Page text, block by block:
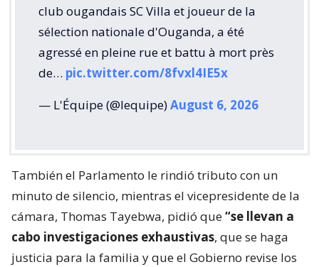
club ougandais SC Villa et joueur de la
sélection nationale d'Ouganda, a été
agressé en pleine rue et battu à mort près
de… pic.twitter.com/8fvxl4IE5x
— L'Équipe (@lequipe)August 6, 2026
También el Parlamento le rindió tributo con un
minuto de silencio, mientras el vicepresidente de la
cámara, Thomas Tayebwa, pidió que“se llevan a
cabo investigaciones exhaustivas, que se haga
justicia para la familia y que el Gobierno revise los